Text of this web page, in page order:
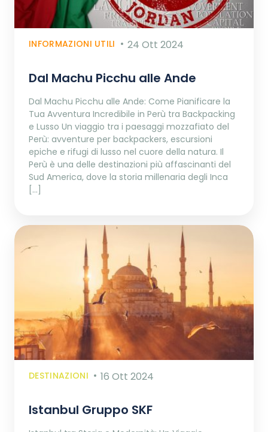
INFORMAZIONI UTILI 24 Ott 2024
Dal Machu Picchu alle Ande
Dal Machu Picchu alle Ande: Come Pianificare la
Tua Avventura Incredibile in Perù tra Backpacking
e Lusso Un viaggio tra i paesaggi mozzafiato del
Perù: avventure per backpackers, escursioni
epiche e rifugi di lusso nel cuore della natura. Il
Perù è una delle destinazioni più affascinanti del
Sud America, dove la storia millenaria degli Inca
[…]
DESTINAZIONI 16 Ott 2024
Istanbul Gruppo SKF